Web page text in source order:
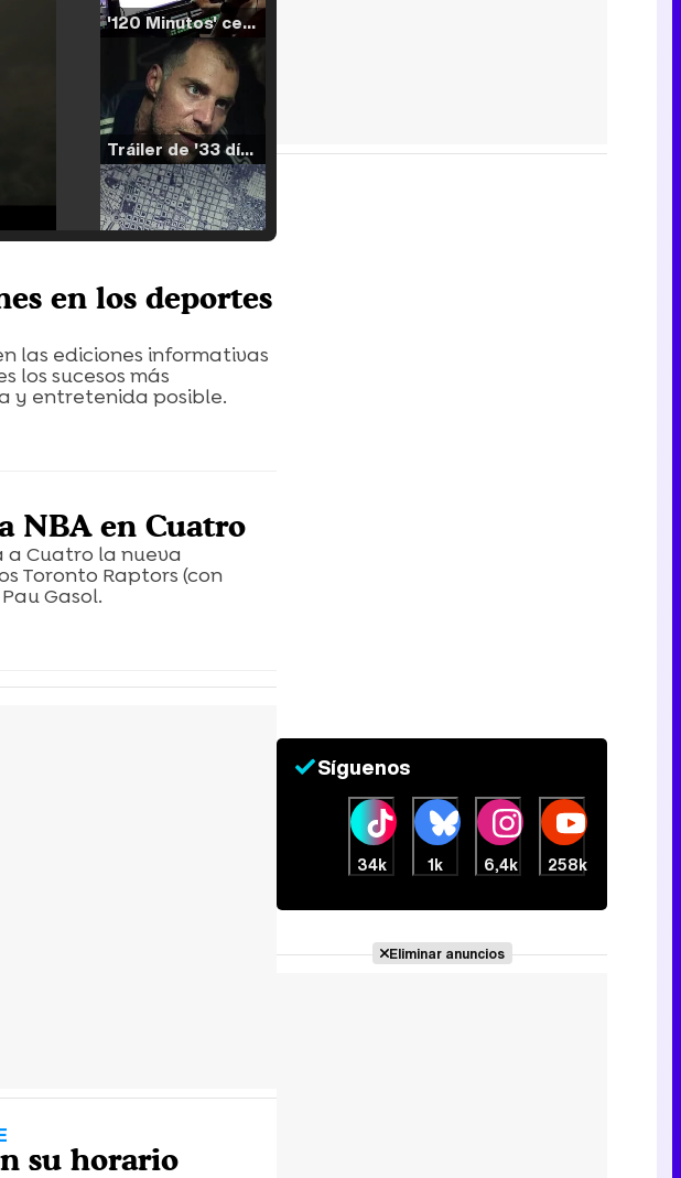
'120 Minutos' celebra sus 2.000 programas en Telemadrid con un vídeo del día a día en la redacción
Tráiler de '33 días', la nueva serie de Atresplayer con Julián Villagrán y José Manuel Poga
Canción ganadora de Eurovisión 2026: DARA con "Bangaranga" por Bulgaria
en los deportes
las ediciones informativas
los sucesos más
y entretenida posible.
NBA en Cuatro
a Cuatro la nueva
Toronto Raptors (con
Gasol.
su horario
Síguenos
34k 1k 6,4k 258k
Eliminar anuncios